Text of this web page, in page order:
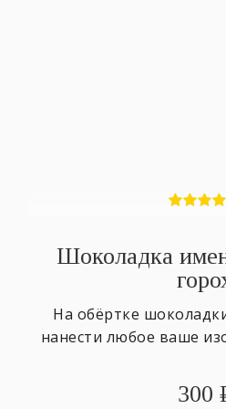
Шоколадка
На обёртке
нанести любое ваше
300